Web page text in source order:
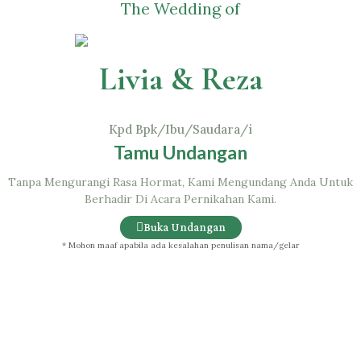
Livia & Reza
Kpd Bpk/Ibu/Saudara/i
Tamu Undangan
Tanpa Mengurangi Rasa Hormat, Kami Mengundang Anda Untuk
Berhadir Di Acara Pernikahan Kami.
Buka Undangan
* Mohon maaf apabila ada kesalahan penulisan nama/gelar